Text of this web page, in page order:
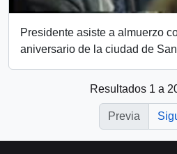
Presidente asiste a almuerzo
aniversario de la ciudad de
Resultados 1 a
Previa